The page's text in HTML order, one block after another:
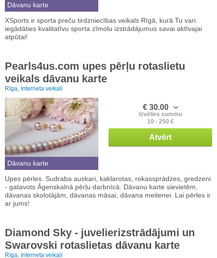
Dāvanu karte
XSports ir sporta preču tirdzniecības veikals Rīgā, kurā Tu vari
iegādāties kvalitatīvu sporta zīmolu izstrādājumus savai aktīvajai
atpūtai!
Pearls4us.com upes pērļu rotaslietu
veikals dāvanu karte
Rīga, Interneta veikali
Dāvanu karte
€ 30.00
Izvēlies summu
10 - 250 €
Atvērt
Upes pērles. Sudraba auskari, kaklarotas, rokassprādzes, gredzeni
- gatavots Āgenskalnā pērļu darbnīcā. Dāvanu karte sievietēm,
dāvanas skolotājām, dāvanas māsai, dāvana meitenei. Lai pērles ir
ar jums!
Diamond Sky - juvelierizstrādājumi un
Swarovski rotaslietas dāvanu karte
Rīga, Interneta veikali